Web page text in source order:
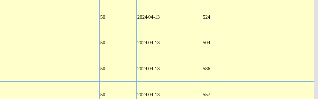
50 2024-04-13 524
50 2024-04-13 504
50 2024-04-13 586
50 2024-04-13 557